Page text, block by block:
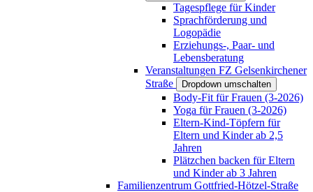
Tagespflege für Kinder
Sprachförderung und
Logopädie
Erziehungs-, Paar- und
Lebensberatung
Veranstaltungen FZ Gelsenkirchener
Straße
Dropdown umschalten
Body-Fit für Frauen (3-2026)
Yoga für Frauen (3-2026)
Eltern-Kind-Töpfern für
Eltern und Kinder ab 2,5
Jahren
Plätzchen backen für Eltern
und Kinder ab 3 Jahren
Familienzentrum Gottfried-Hötzel-Straße